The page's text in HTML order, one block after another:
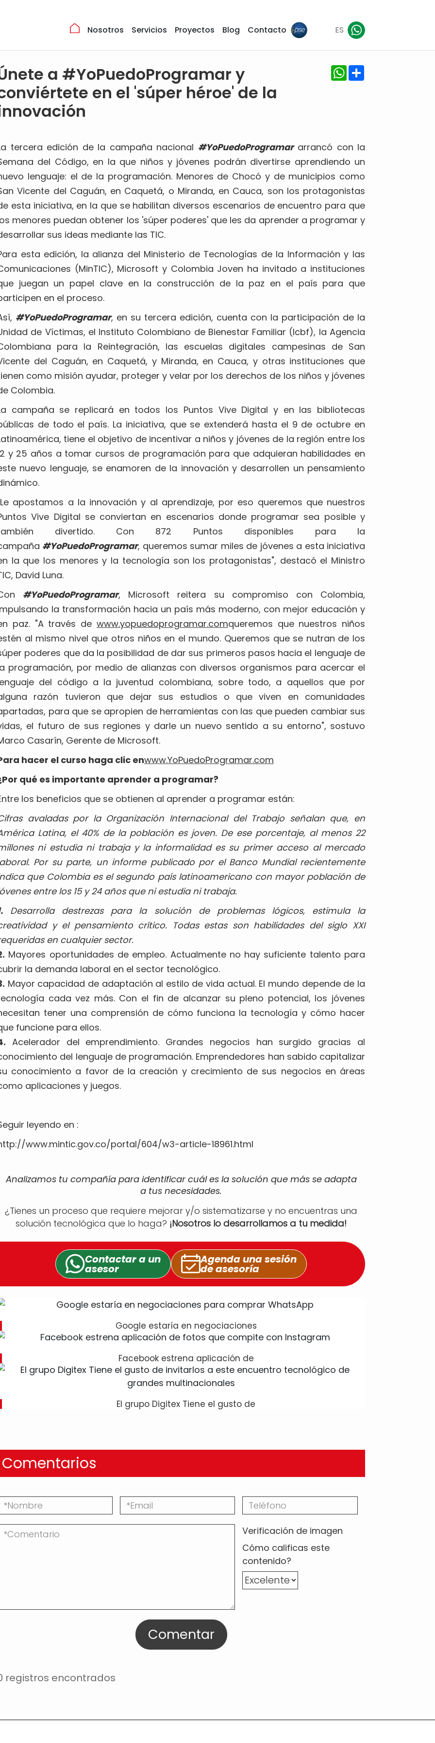
Nosotros Servicios Proyectos Blog Contacto ES
a #YoPuedoProgramar y
en el 'súper héroe' de la
WhatsApp
tercera edición de la campaña nacional #YoPuedoProgramararrancó con la
del Código, en la que niños y jóvenes podrán divertirse aprendiendo un
lenguaje: el de la programación. Menores de Chocó y de municipios como
Vicente del Caguán, en Caquetá, o Miranda, en Cauca, son los protagonistas
esta iniciativa, en la que se habilitan diversos escenarios de encuentro para que
menores puedan obtener los 'súper poderes' que les da aprender a programar y
sus ideas mediante las TIC.
esta edición, la alianza del Ministerio de Tecnologías de la Información y las
(MinTIC), Microsoft y Colombia Joven ha invitado a instituciones
juegan un papel clave en la construcción de la paz en el país para que
en el proceso.
#YoPuedoProgramar, en su tercera edición, cuenta con la participación de la
de Víctimas, el Instituto Colombiano de Bienestar Familiar (Icbf), la Agencia
para la Reintegración, las escuelas digitales campesinas de San
del Caguán, en Caquetá, y Miranda, en Cauca, y otras instituciones que
como misión ayudar, proteger y velar por los derechos de los niños y jóvenes
Colombia.
campaña se replicará en todos los Puntos Vive Digital y en las bibliotecas
de todo el país. La iniciativa, que se extenderá hasta el 9 de octubre en
tiene el objetivo de incentivar a niños y jóvenes de la región entre los
y 25 años a tomar cursos de programación para que adquieran habilidades en
nuevo lenguaje, se enamoren de la innovación y desarrollen un pensamiento
apostamos a la innovación y al aprendizaje, por eso queremos que nuestros
Vive Digital se conviertan en escenarios donde programar sea posible y
divertido. Con 872 Puntos disponibles para la
#YoPuedoProgramar, queremos sumar miles de jóvenes a esta iniciativa
la que los menores y la tecnología son los protagonistas", destacó el Ministro
David Luna.
#YoPuedoProgramar, Microsoft reitera su compromiso con Colombia,
la transformación hacia un país más moderno, con mejor educación y
paz. "A través de www.yopuedoprogramar.comqueremos que nuestros niños
al mismo nivel que otros niños en el mundo. Queremos que se nutran de los
poderes que da la posibilidad de dar sus primeros pasos hacia el lenguaje de
programación, por medio de alianzas con diversos organismos para acercar el
del código a la juventud colombiana, sobre todo, a aquellos que por
razón tuvieron que dejar sus estudios o que viven en comunidades
para que se apropien de herramientas con las que pueden cambiar sus
el futuro de sus regiones y darle un nuevo sentido a su entorno", sostuvo
Casarín, Gerente de Microsoft.
hacer el curso haga clic enwww.YoPuedoProgramar.com
qué es importante aprender a programar?
los beneficios que se obtienen al aprender a programar están:
avaladas por la Organización Internacional del Trabajo señalan que, en
Latina, el 40% de la población es joven. De ese porcentaje, al menos 22
ni estudia ni trabaja y la informalidad es su primer acceso al mercado
Por su parte, un informe publicado por el Banco Mundial recientemente
que Colombia es el segundo país latinoamericano con mayor población de
entre los 15 y 24 años que ni estudia ni trabaja.
Desarrolla destrezas para la solución de problemas lógicos, estimula la
y el pensamiento crítico. Todas estas son habilidades del siglo XXI
en cualquier sector.
Mayores oportunidades de empleo. Actualmente no hay suficiente talento para
la demanda laboral en el sector tecnológico.
Mayor capacidad de adaptación al estilo de vida actual. El mundo depende de la
cada vez más. Con el fin de alcanzar su pleno potencial, los jóvenes
tener una comprensión de cómo funciona la tecnología y cómo hacer
funcione para ellos.
Acelerador del emprendimiento. Grandes negocios han surgido gracias al
del lenguaje de programación. Emprendedores han sabido capitalizar
conocimiento a favor de la creación y crecimiento de sus negocios en áreas
aplicaciones y juegos.
leyendo en :
www.mintic.gov.co/portal/604/w3-article-18961.html
Analizamos tu compañía para identificar cuál es la solución que más se adapta
a tus necesidades.
¿Tienes un proceso que requiere mejorar y/o sistematizarse y no encuentras una
solución tecnológica que lo haga? ¡Nosotros lo desarrollamos a tu medida!
Contactar a un
asesor
Agenda una sesión
de asesoría
Google estaría en negociaciones
Facebook estrena aplicación de
El grupo Digitex Tiene el gusto de
Comentarios
Verificación de imagen
Cómo calificas este
contenido?
Comentar
registros encontrados